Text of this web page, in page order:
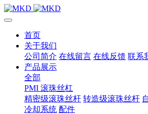
首页
关于我们
公司简介 在线留言 在线反馈 联系
产品展示
全部
PMI 滚珠丝杠
精密级滚珠丝杆 转造级滚珠丝杆
冷却系统 配件